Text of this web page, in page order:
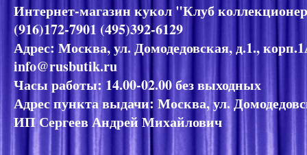
Интернет-магазин кукол "Клуб
(916)172-7901 (495)392-6129
Адрес: Москва, ул. Домодедовская, д.1.,
info@rusbutik.ru
Часы работы: 14.00-02.00 без выходных
Адрес пункта выдачи: Москва, ул.
ИП Сергеев Андрей Михайлович